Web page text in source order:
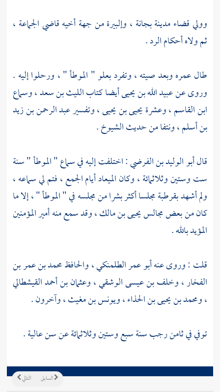
وولي قضاء مدينةبجانة ، وإلبيرة من جهة أخيه قاضي الجماعة ،
ثم ولاه أحكام الرد .
طال عمره وبعد صيته ، وتفرد بعلو " الموطأ " ، ورحلوا إليه .
وروى عنعبيد الله بن يحيىأيضا كتابالليث بن سعد، وسماع
ابن القاسم، وعشرةيحيى بن يحيى، وتفسيرعبد الرحمن بن زيد
بن أسلم، ونتفا من حديث الشيوخ .
قالأبو الوليد بن الفرضي: اختلفت إليه في سماع " الموطأ " سنة
ست وستين وثلاثمائة ، وكان الميعاد أيام الجمع ، فتم لي سماعه ،
ولم أشهدبقرطبةمجلسا أكثر بشرا من مجلسه في " الموطأ " ، إلا ما
كان من بعض مجالسيحيى بن مالك، وقد سمع منه أمير المؤمنين
المؤيد بالله.
قلت : وروى عنهأبو عمر الطلمنكي، والحافظمحمد بن عمر بن
الفخار،وخلف بن عيسى الوشقي،وعثمان بن أحمد القيشطالي
،ومحمد بن يحيى بن الحذاء،ويونس بن مغيث، وآخرون .
توفي في ثامن رجب سنة سبع وستين وثلاثمائة عن سن عالية .
التالي السابق